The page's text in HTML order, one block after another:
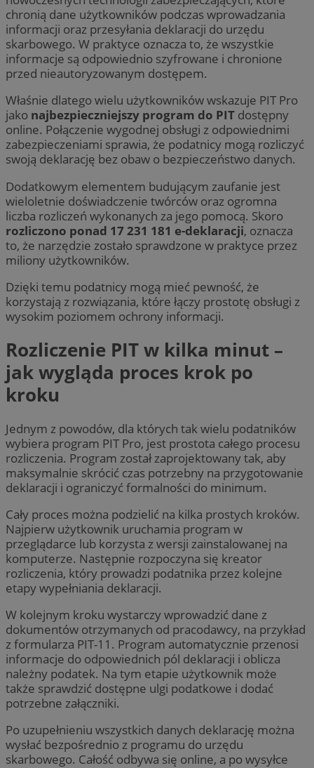
chronią dane użytkowników podczas wprowadzania
informacji oraz przesyłania deklaracji do urzędu
skarbowego. W praktyce oznacza to, że wszystkie
informacje są odpowiednio szyfrowane i chronione
przed nieautoryzowanym dostępem.
Właśnie dlatego wielu użytkowników wskazuje PIT Pro
jako najbezpieczniejszy program do PIT dostępny
online. Połączenie wygodnej obsługi z odpowiednimi
zabezpieczeniami sprawia, że podatnicy mogą rozliczyć
swoją deklarację bez obaw o bezpieczeństwo danych.
Dodatkowym elementem budującym zaufanie jest
wieloletnie doświadczenie twórców oraz ogromna
liczba rozliczeń wykonanych za jego pomocą. Skoro
rozliczono ponad 17 231 181 e-deklaracji, oznacza
to, że narzędzie zostało sprawdzone w praktyce przez
miliony użytkowników.
Dzięki temu podatnicy mogą mieć pewność, że
korzystają z rozwiązania, które łączy prostotę obsługi z
wysokim poziomem ochrony informacji.
Rozliczenie PIT w kilka minut –
jak wygląda proces krok po
kroku
Jednym z powodów, dla których tak wielu podatników
wybiera program PIT Pro, jest prostota całego procesu
rozliczenia. Program został zaprojektowany tak, aby
maksymalnie skrócić czas potrzebny na przygotowanie
deklaracji i ograniczyć formalności do minimum.
Cały proces można podzielić na kilka prostych kroków.
Najpierw użytkownik uruchamia program w
przeglądarce lub korzysta z wersji zainstalowanej na
komputerze. Następnie rozpoczyna się kreator
rozliczenia, który prowadzi podatnika przez kolejne
etapy wypełniania deklaracji.
W kolejnym kroku wystarczy wprowadzić dane z
dokumentów otrzymanych od pracodawcy, na przykład
z formularza PIT-11. Program automatycznie przenosi
informacje do odpowiednich pól deklaracji i oblicza
należny podatek. Na tym etapie użytkownik może
także sprawdzić dostępne ulgi podatkowe i dodać
potrzebne załączniki.
Po uzupełnieniu wszystkich danych deklarację można
wysłać bezpośrednio z programu do urzędu
skarbowego. Całość odbywa się online, a po wysyłce